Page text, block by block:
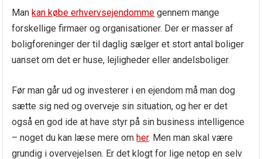
Mankan købe erhvervsejendomme gennem mange
forskellige firmaer og organisationer. Der er masser af
boligforeninger der til daglig sælger et stort antal boliger
uanset om det er huse, lejligheder eller andelsboliger.
Før man går ud og investerer i en ejendom må man dog
sætte sig ned og overveje sin situation, og her er det
også en god ide at have styr på sin business intelligence
– noget du kan læse mere omher. Men man skal være
grundig i overvejelsen. Er det klogt for lige netop en selv